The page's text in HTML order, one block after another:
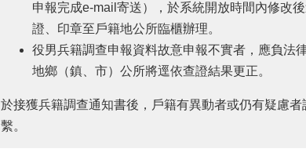
申報完成e-mail寄送），於系統開放時間內修改
證、印章至戶籍地公所臨櫃辦理。
役男兵籍調查申報資料故意申報不實者，應負法
地鄉（鎮、市）公所將逕依查證結果更正。
於接獲兵籍調查通知書後，戶籍有異動者或仍有疑慮
繫。